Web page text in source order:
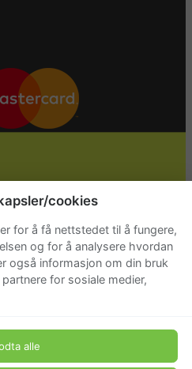
cookies
for å få nettstedet til å fungere,
og for å analysere hvordan
også informasjon om din bruk
for sosiale medier,
alle